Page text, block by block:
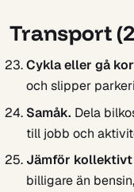
Transport
Cykla eller gå
och slipper
Samåk. Dela
till jobb och
Jämför
billigare än